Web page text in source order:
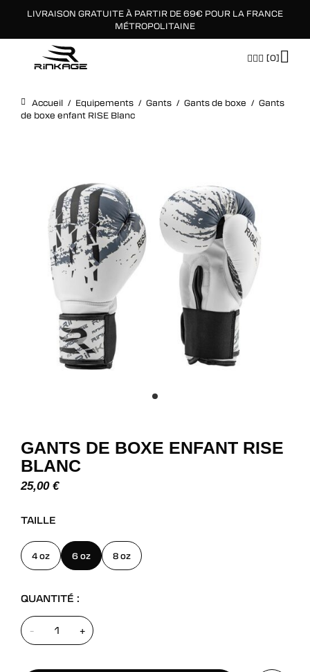
LIVRAISON GRATUITE À PARTIR DE 69€ POUR LA FRANCE
MÉTROPOLITAINE
[0]
Accueil / Equipements / Gants / Gants de boxe / Gants
de boxe enfant RISE Blanc
GANTS DE BOXE ENFANT RISE
BLANC
25,00 €
TAILLE
4 oz 6 oz 8 oz
QUANTITÉ :
- +